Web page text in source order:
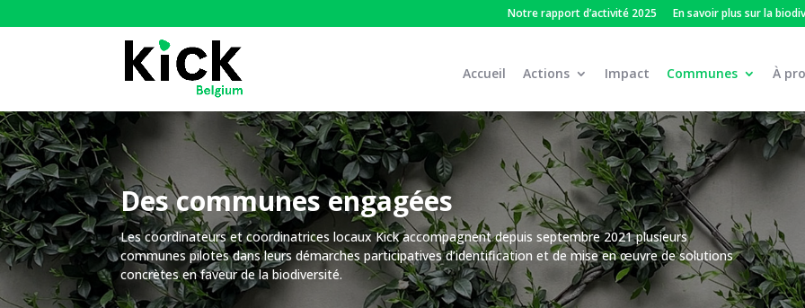
Notre rapport d’activité 2025 En savoir plus sur la
Accueil Actions Impact Communes À
Des communes engagées
Les coordinateurs et coordinatrices locaux Kick accompagnent depuis septembre 2021 plusieurs
communes pilotes dans leurs démarches participatives d’identification et de mise en œuvre de solutions
concrètes en faveur de la biodiversité.